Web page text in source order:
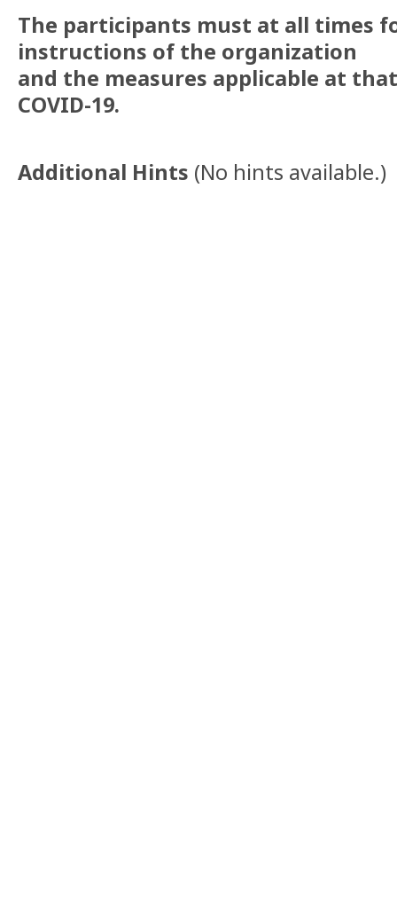
The participants must at all times
instructions of the organization
and the measures applicable at
COVID-19.
Additional Hints (No hints available.)